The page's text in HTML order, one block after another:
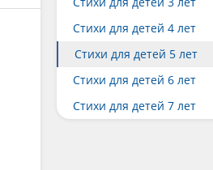
Стихи для детей 4 лет
Стихи для детей 5 лет
Стихи для детей 6 лет
Стихи для детей 7 лет